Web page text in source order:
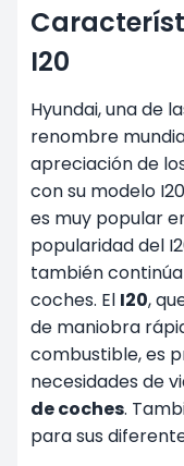
I20
Hyundai, una de
renombre
apreciación de
con su modelo
es muy popular
popularidad del
también
coches. El I20,
de maniobra
combustible, es
necesidades de
de coches.
para sus